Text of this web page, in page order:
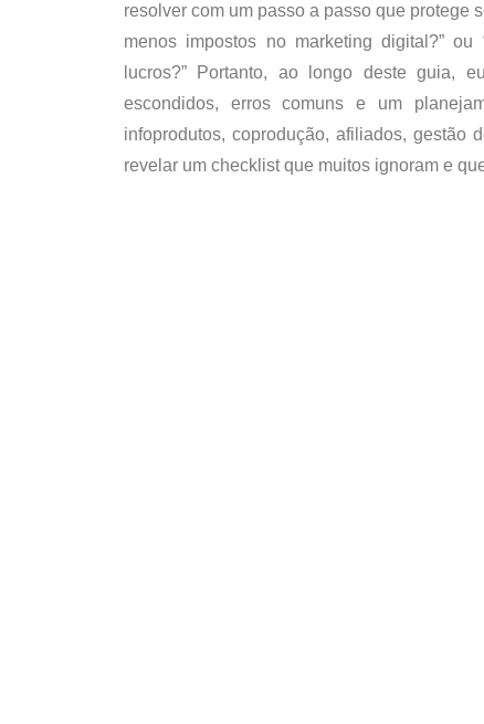
resolver com um passo a passo que protege
menos impostos no marketing digital?” ou
lucros?” Portanto, ao longo deste guia,
escondidos, erros comuns e um
infoprodutos, coprodução, afiliados, gestão
revelar um checklistque muitos ignoram e